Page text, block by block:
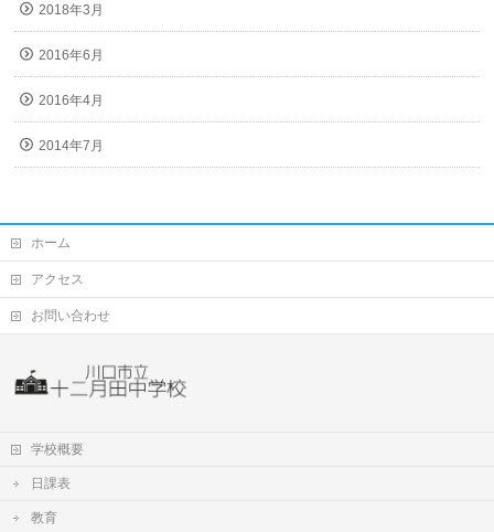
2018年3月
2016年6月
2016年4月
2014年7月
ホーム
アクセス
お問い合わせ
学校概要
日課表
教育